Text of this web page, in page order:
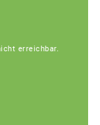
erreichbar.